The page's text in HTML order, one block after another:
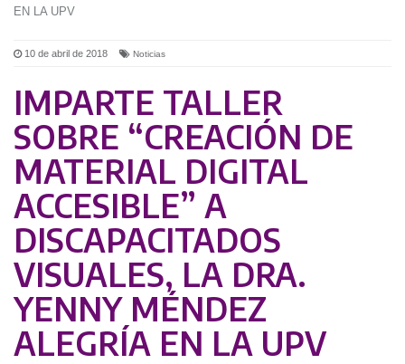
EN LA UPV
10 de abril de 2018 Noticias
IMPARTE TALLER
SOBRE “CREACIÓN DE
MATERIAL DIGITAL
ACCESIBLE” A
DISCAPACITADOS
VISUALES, LA DRA.
YENNY MÉNDEZ
ALEGRÍA EN LA UPV